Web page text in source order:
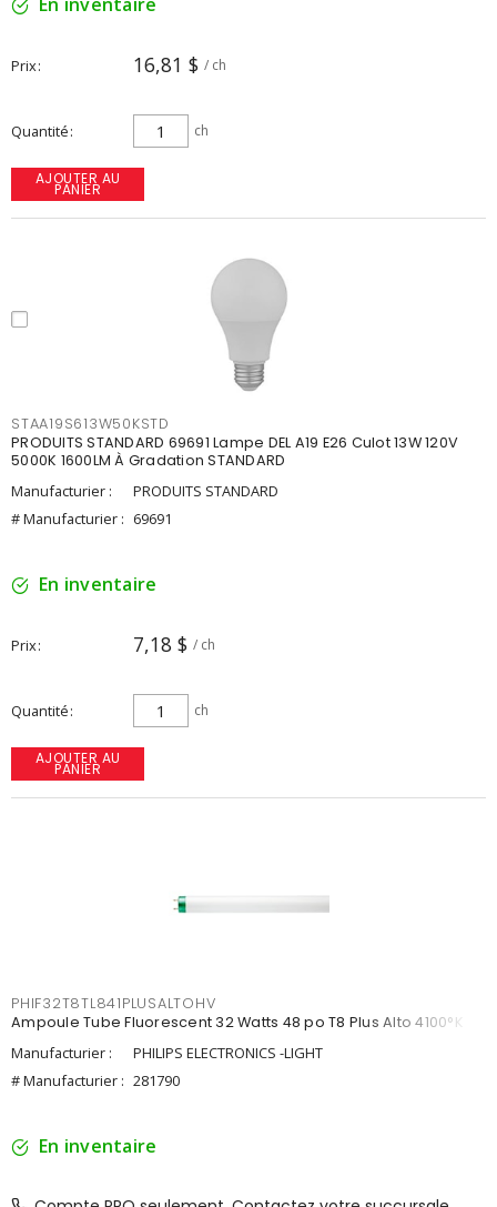
Prix 16,81 $ / ch
Quantité ch
AJOUTER AU
PANIER
STAA19S613W50KSTD
PRODUITS STANDARD 69691 Lampe DEL A19 E26 Culot 13W 120V
5000K 1600LM À Gradation STANDARD
Manufacturier :
PRODUITS STANDARD
# Manufacturier : 69691
En inventaire
Prix 7,18 $ / ch
Quantité ch
AJOUTER AU
PANIER
PHIF32T8TL841PLUSALTOHV
Ampoule Tube Fluorescent 32 Watts 48 po T8 Plus Alto 4100°K
Manufacturier :
PHILIPS ELECTRONICS -LIGHT
# Manufacturier : 281790
En inventaire